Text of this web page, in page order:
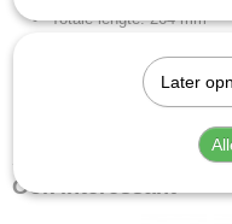
Totale lengte: 264 mm
Afdrijving: Buiten-
Diameter: 12 mm
Nettogewicht (kg): 0.12
Ook interessant
Later